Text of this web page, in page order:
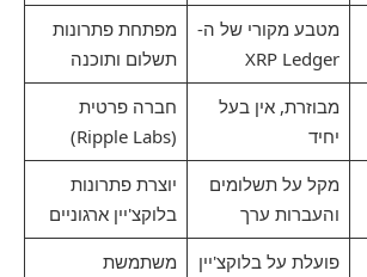
מטבע מקורי של ה-
XRP Ledger
מפתחת פתרונות
תשלום ותוכנה
מבוזרת, אין בעל
יחיד
חברה פרטית
(Ripple Labs)
מקל על תשלומים
והעברות ערך
יוצרת פתרונות
בלוקצ'יין ארגוניים
פועלת על בלוקצ'יין
משתמשת